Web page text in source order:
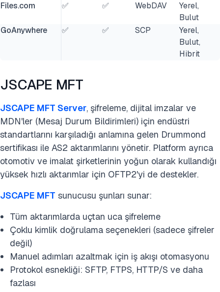
Files.com
✅ ✅ WebDAV
Yerel,
Bulut
GoAnywhere
✅ ✅ SCP
Yerel,
Bulut,
Hibrit
JSCAPE MFT
JSCAPE MFT Server, şifreleme, dijital imzalar ve
MDN'ler (Mesaj Durum Bildirimleri) için endüstri
standartlarını karşıladığı anlamına gelen Drummond
sertifikası ile AS2 aktarımlarını yönetir. Platform ayrıca
otomotiv ve imalat şirketlerinin yoğun olarak kullandığı
yüksek hızlı aktarımlar için OFTP2'yi de destekler.
JSCAPE MFT sunucusu şunları sunar:
Tüm aktarımlarda uçtan uca şifreleme
Çoklu kimlik doğrulama seçenekleri (sadece şifreler
değil)
Manuel adımları azaltmak için iş akışı otomasyonu
Protokol esnekliği: SFTP, FTPS, HTTP/S ve daha
fazlası